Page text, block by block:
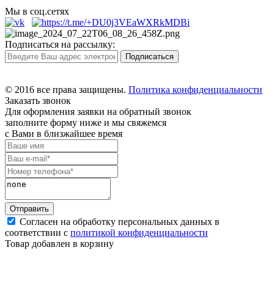
Мы в соц.сетях
Подписаться на рассылку:
© 2016 все права защищены. Политика конфиденциальности
Заказать звонок
Для оформления заявки на обратный звонок
заполните форму ниже и мы свяжемся
с Вами в близжайшее время
Согласен на обработку персональных данных в
соответствии с политикой конфиденциальности
Товар добавлен в корзину